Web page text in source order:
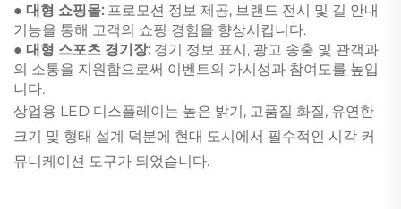
● 대형 쇼핑몰: 프로모션 정보 제공, 브랜드 전시 및 길 안내
기능을 통해 고객의 쇼핑 경험을 향상시킵니다.
● 대형 스포츠 경기장: 경기 정보 표시, 광고 송출 및 관객과
의 소통을 지원함으로써 이벤트의 가시성과 참여도를 높입
니다.
상업용 LED 디스플레이는 높은 밝기, 고품질 화질, 유연한
크기 및 형태 설계 덕분에 현대 도시에서 필수적인 시각 커
뮤니케이션 도구가 되었습니다.